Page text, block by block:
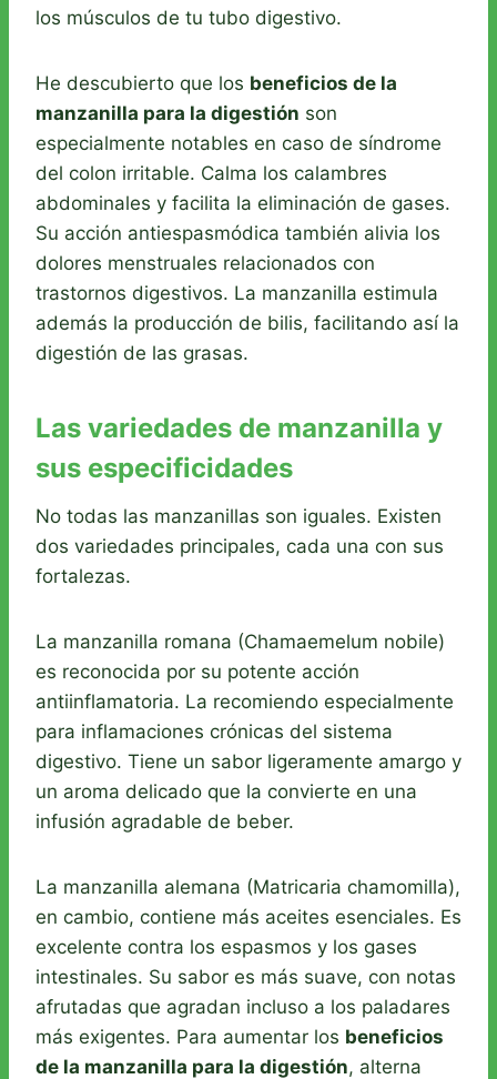
los músculos de tu tubo digestivo.
He descubierto que los beneficios de la
manzanilla para la digestión son
especialmente notables en caso de síndrome
del colon irritable. Calma los calambres
abdominales y facilita la eliminación de gases.
Su acción antiespasmódica también alivia los
dolores menstruales relacionados con
trastornos digestivos. La manzanilla estimula
además la producción de bilis, facilitando así la
digestión de las grasas.
Las variedades de manzanilla y
sus especificidades
No todas las manzanillas son iguales. Existen
dos variedades principales, cada una con sus
fortalezas.
La manzanilla romana (Chamaemelum nobile)
es reconocida por su potente acción
antiinflamatoria. La recomiendo especialmente
para inflamaciones crónicas del sistema
digestivo. Tiene un sabor ligeramente amargo y
un aroma delicado que la convierte en una
infusión agradable de beber.
La manzanilla alemana (Matricaria chamomilla),
en cambio, contiene más aceites esenciales. Es
excelente contra los espasmos y los gases
intestinales. Su sabor es más suave, con notas
afrutadas que agradan incluso a los paladares
más exigentes. Para aumentar los beneficios
de la manzanilla para la digestión, alterna